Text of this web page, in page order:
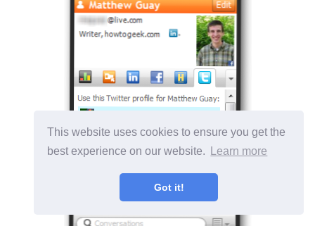
This website uses cookies to ensure you get the
best experience on our website.
Learn more
Got it!